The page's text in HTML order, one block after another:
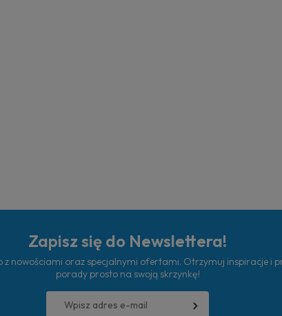
Zapisz się do Newslettera!
z nowościami oraz specjalnymi ofertami. Otrzymuj inspiracje i
porady prosto na swoją skrzynkę!